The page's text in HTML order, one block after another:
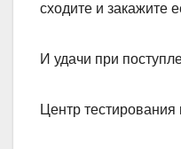
сходите и закажите
И удачи при
Центр